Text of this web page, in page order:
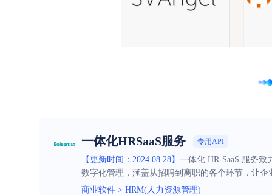
一体化HRSaaS服务 专用API
【更新时间：2024.08.28】 一体化 HR-SaaS 服务
数字化管理，涵盖从招聘到离职的各个环节，让
商业软件 > HRM(人力资源管理)